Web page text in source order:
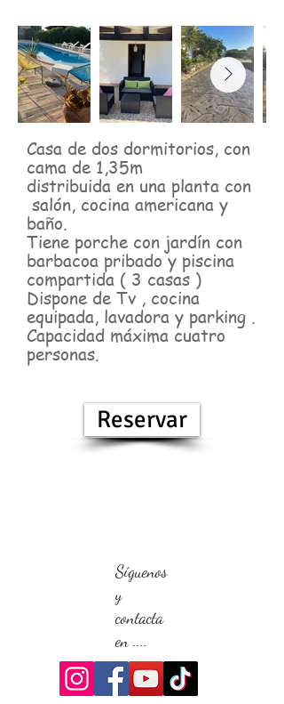
Casa de dos dormitorios, con
cama de 1,35m
distribuida en una planta con
salón, cocina americana y
baño.
Tiene porche con jardín con
barbacoa pribado y piscina
compartida ( 3 casas )
Dispone de Tv , cocina
equipada, lavadora y parking .
Capacidad máxima cuatro
personas.
Reservar
Síguenos
y
contacta
en ....